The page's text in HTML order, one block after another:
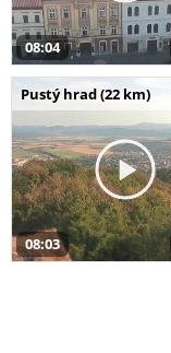
08:04
Pustý hrad (22 km)
08:03